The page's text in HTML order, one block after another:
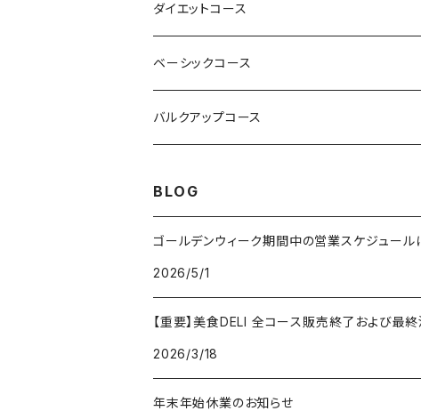
ダイエットコース
ベーシックコース
バルクアップコース
BLOG
ゴールデンウィーク期間中の営業スケジュール
2026/5/1
【重要】美食DELI 全コース販売終了および最
2026/3/18
年末年始休業のお知らせ